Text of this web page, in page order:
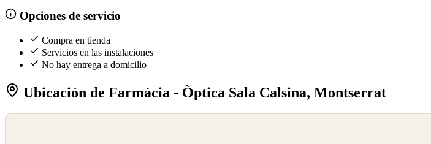
Opciones de servicio
Compra en tienda
Servicios en las instalaciones
No hay entrega a domicilio
Ubicación de Farmàcia - Òptica Sala Calsina, Montserrat